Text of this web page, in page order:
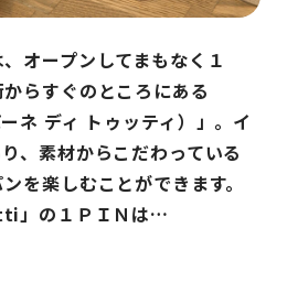
オープンしてまもなく１
らすぐのところにある
ネ ディ トゥッティ）」。イ
、素材からこだわっている
を楽しむことができます。
」の１ＰＩＮは…